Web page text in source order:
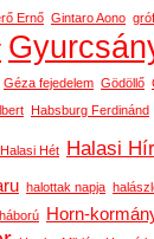
Ernő Gintaro Aono
Géza fejedelem Gödöllő
Habsburg Ferdinánd
Halasi Hét Halasi
halottak napja
Horn-